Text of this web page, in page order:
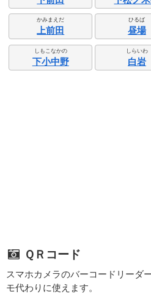
かみまえだ
上前田
ひるば
昼場
しもこなかの
下小中野
しらいわ
白岩
ＱＲコード
スマホカメラのバーコードリーダ
モ代わりに使えます。